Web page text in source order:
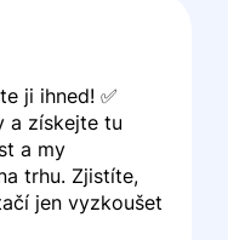
ji ihned! ✅
a získejte tu
a my
trhu. Zjistíte,
jen vyzkoušet